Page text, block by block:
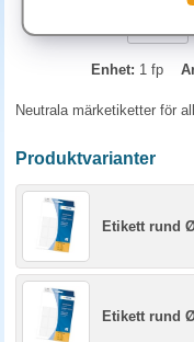
Enhet: 1 fp
Neutrala märketiketter för
Produktvarianter
Etikett rund
Etikett rund